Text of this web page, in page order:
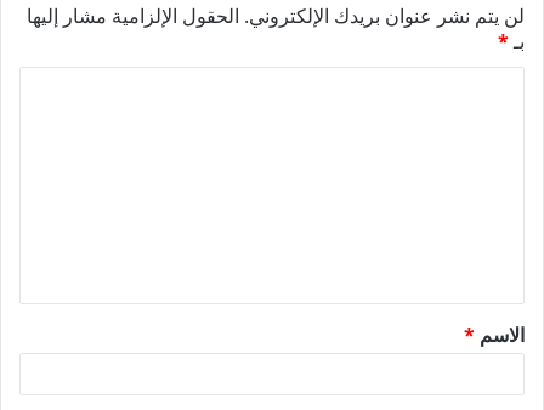
لن يتم نشر عنوان بريدك الإلكتروني. الحقول الإلزامية مشار إليها
بـ*
ق
*
الاسم *